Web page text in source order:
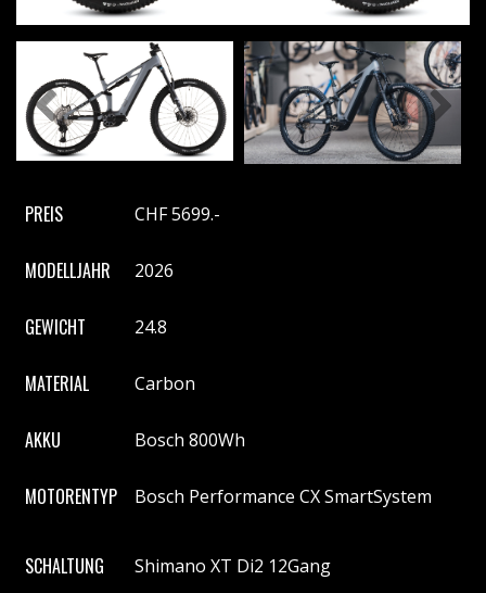
Previous Next
PREIS CHF 5699.-
MODELLJAHR 2026
GEWICHT 24.8
MATERIAL Carbon
AKKU Bosch 800Wh
MOTORENTYP Bosch Performance CX SmartSystem
SCHALTUNG Shimano XT Di2 12Gang